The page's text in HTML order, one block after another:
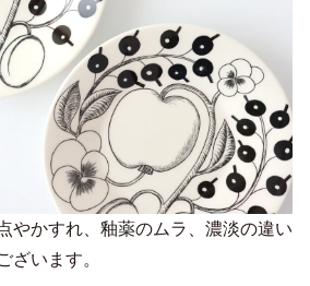
やかすれ、釉薬のムラ、濃淡の違い
ざいます。